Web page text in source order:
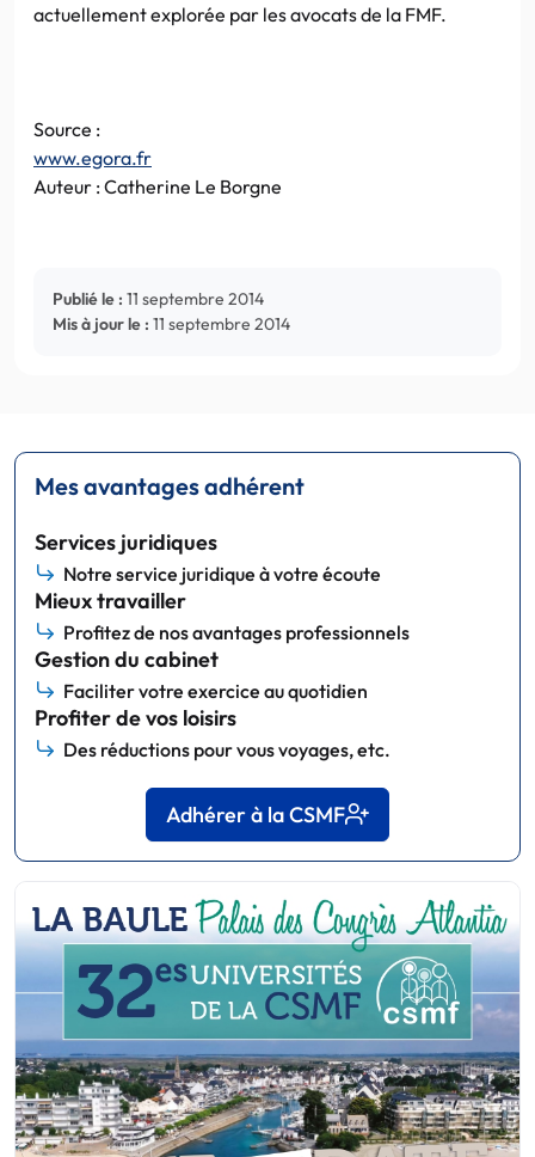
actuellement explorée par les avocats de la FMF.
Source :
www.egora.fr
Auteur : Catherine Le Borgne
Publié le : 11 septembre 2014
Mis à jour le : 11 septembre 2014
Mes avantages adhérent
Services juridiques
Notre service juridique à votre écoute
Mieux travailler
Profitez de nos avantages professionnels
Gestion du cabinet
Faciliter votre exercice au quotidien
Profiter de vos loisirs
Des réductions pour vous voyages, etc.
Adhérer à la CSMF